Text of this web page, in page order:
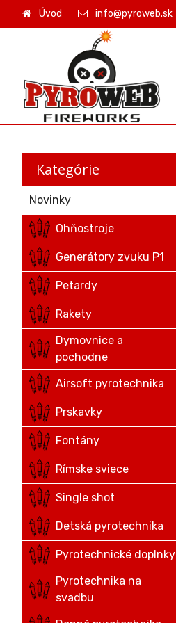
Úvod info@pyroweb.sk
Kategórie
Novinky
Ohňostroje
Generátory zvuku P1
Petardy
Rakety
Dymovnice a
pochodne
Airsoft pyrotechnika
Prskavky
Fontány
Rímske sviece
Single shot
Detská pyrotechnika
Pyrotechnické doplnky
Pyrotechnika na
svadbu